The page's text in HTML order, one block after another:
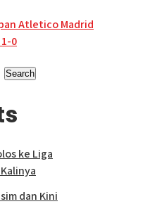
Atletico Madrid
0
Search
ke Liga
dan Kini